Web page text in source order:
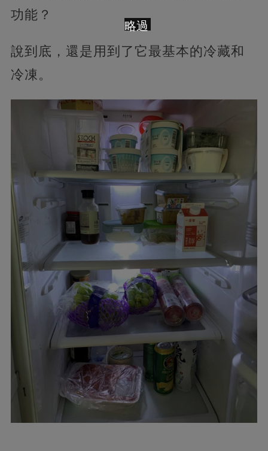
功能？
說到底，還是用到了它最基本的冷藏和
冷凍。
略過